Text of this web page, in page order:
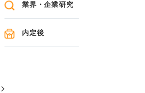
業界・企業研究
内定後